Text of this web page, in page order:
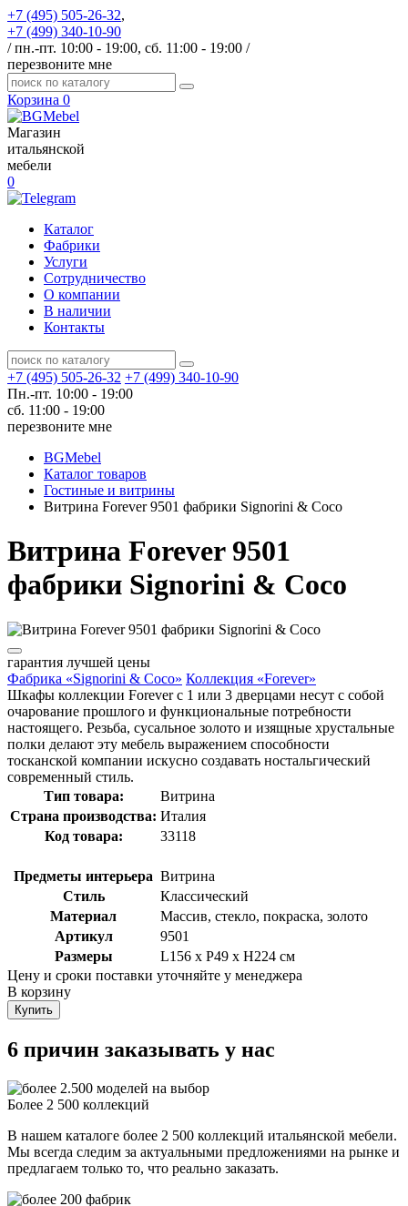
+7 (495) 505-26-32,
+7 (499) 340-10-90
/ пн.-пт. 10:00 - 19:00, сб. 11:00 - 19:00 /
перезвоните мне
Корзина 0
Магазин
итальянской
мебели
0
Каталог
Фабрики
Услуги
Сотрудничество
О компании
В наличии
Контакты
+7 (495) 505-26-32 +7 (499) 340-10-90
Пн.-пт. 10:00 - 19:00
сб. 11:00 - 19:00
перезвоните мне
BGMebel
Каталог товаров
Гостиные и витрины
Витрина Forever 9501 фабрики Signorini & Coco
Витрина Forever 9501
фабрики Signorini & Coco
гарантия лучшей цены
Фабрика «Signorini & Coco» Коллекция «Forever»
Шкафы коллекции Forever с 1 или 3 дверцами несут с собой
очарование прошлого и функциональные потребности
настоящего. Резьба, сусальное золото и изящные хрустальные
полки делают эту мебель выражением способности
тосканской компании искусно создавать ностальгический
современный стиль.
Тип товара:
Витрина
Страна производства: Италия
Код товара:
33118
Предметы интерьера Витрина
Стиль
Классический
Материал
Массив, стекло, покраска, золото
Артикул
9501
Размеры
L156 x P49 x H224 см
Цену и сроки поставки уточняйте у менеджера
В корзину
Купить
6 причин заказывать у нас
Более 2 500 коллекций
В нашем каталоге более 2 500 коллекций итальянской мебели.
Мы всегда следим за актуальными предложениями на рынке и
предлагаем только то, что реально заказать.